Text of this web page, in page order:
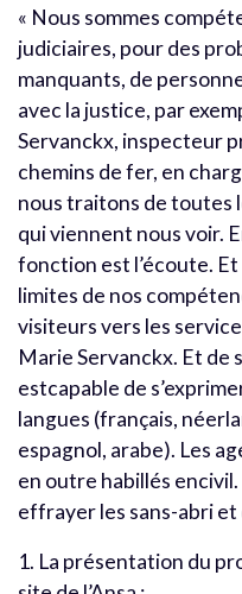
« Nous sommes
judiciaires, pour des
manquants, de
avec la justice, par
Servanckx, inspecteur
chemins de fer, en
nous traitons de toutes
qui viennent nous voir.
fonction est l’écoute.
limites de nos
visiteurs vers les
Marie Servanckx. Et de
estcapable de
langues (français,
espagnol, arabe). Les
en outre habillés encivil.
effrayer les sans-abri
1. La présentation du